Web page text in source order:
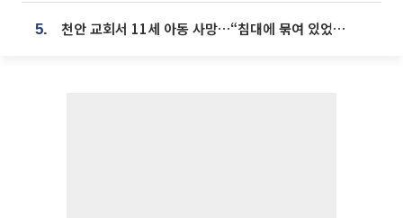
5. 천안 교회서 11세 아동 사망…“침대에 묶여 있었다” 진술 확보